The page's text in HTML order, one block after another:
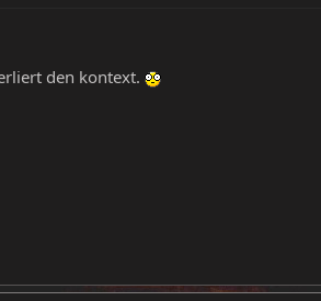
den kontext.